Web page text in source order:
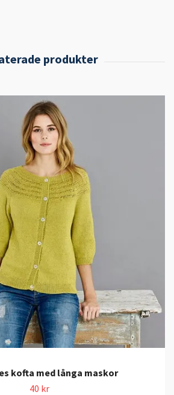
kofta med långa maskor
40 kr